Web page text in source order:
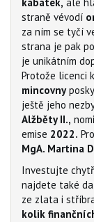
straně vévodí
za ním se tyčí
strana je pak
je unikátním
Protože licenci
mincovny
ještě jeho
Alžběty II.,
emise 2022.
MgA. Martina
Investujte
najdete také
ze zlata i
kolik